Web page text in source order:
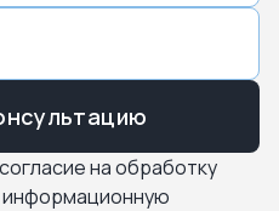
на обработку
информационную